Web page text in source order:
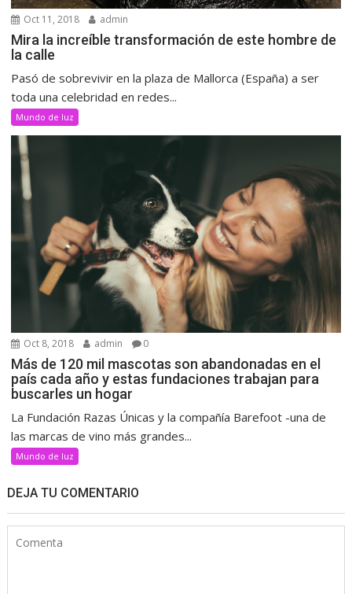
Oct 11, 2018 admin
Mira la increíble transformación de este hombre de
la calle
Pasó de sobrevivir en la plaza de Mallorca (España) a ser
toda una celebridad en redes...
Mundo de luz
Oct 8, 2018 admin 0
Más de 120 mil mascotas son abandonadas en el
país cada año y estas fundaciones trabajan para
buscarles un hogar
La Fundación Razas Únicas y la compañía Barefoot -una de
las marcas de vino más grandes...
Mundo de luz
DEJA TU COMENTARIO